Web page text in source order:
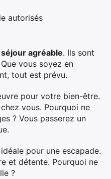
autorisés
séjour agréable. Ils sont
vous soyez en
tout est prévu.
pour votre bien-être.
vous. Pourquoi ne
? Vous passerez un
pour une escapade.
et détente. Pourquoi ne
?